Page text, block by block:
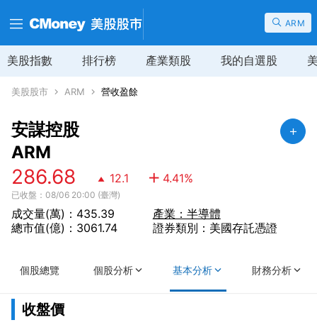
ARM
美股指數 排行榜 產業類股 我的自選股
美股股市 ARM 營收盈餘
安謀控股
ARM
286.68 12.1 4.41%
已收盤：08/06 20:00 (臺灣)
成交量(萬)：435.39
總市值(億)：3061.74
產業：半導體
證券類別：美國存託憑證
個股總覽 個股分析 基本分析 財務分析
收盤價